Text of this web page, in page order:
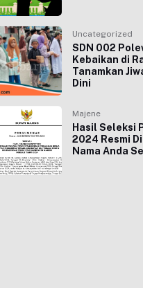
Uncategorized
SDN 002
Kebaikan di
Tanamkan
Dini
Majene
Hasil Seleksi
2024 Resmi
Nama Anda